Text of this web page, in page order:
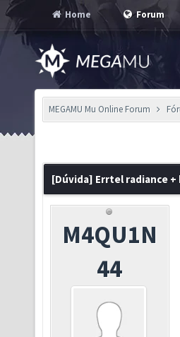
Home Forum
MEGAMU Mu Online Forum
[Dúvida] Errtel radiance
M4QU1N
44